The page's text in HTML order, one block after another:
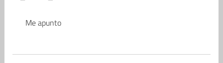
Me apunto